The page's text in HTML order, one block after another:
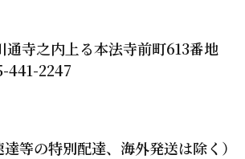
寺之内上る本法寺前町613番地
441-2247
等の特別配達、海外発送は除く）